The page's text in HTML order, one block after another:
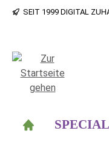
Hauptinhalt springen
Zur Suche springen
Zur Hauptnavigation
SEIT 1999 DIGITAL